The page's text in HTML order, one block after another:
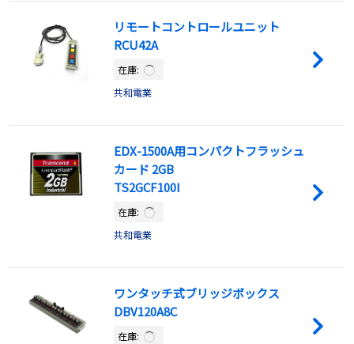
リモートコントロールユニット
RCU42A
在庫:
共和電業
EDX-1500A用コンパクトフラッシュ
カード 2GB
TS2GCF100I
在庫:
共和電業
ワンタッチ式ブリッジボックス
DBV120A8C
在庫: